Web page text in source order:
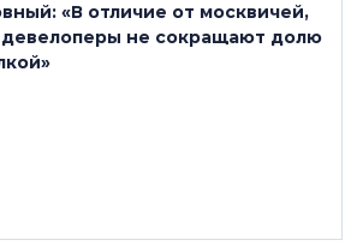
«В отличие от москвичей,
девелоперы не сокращают долю